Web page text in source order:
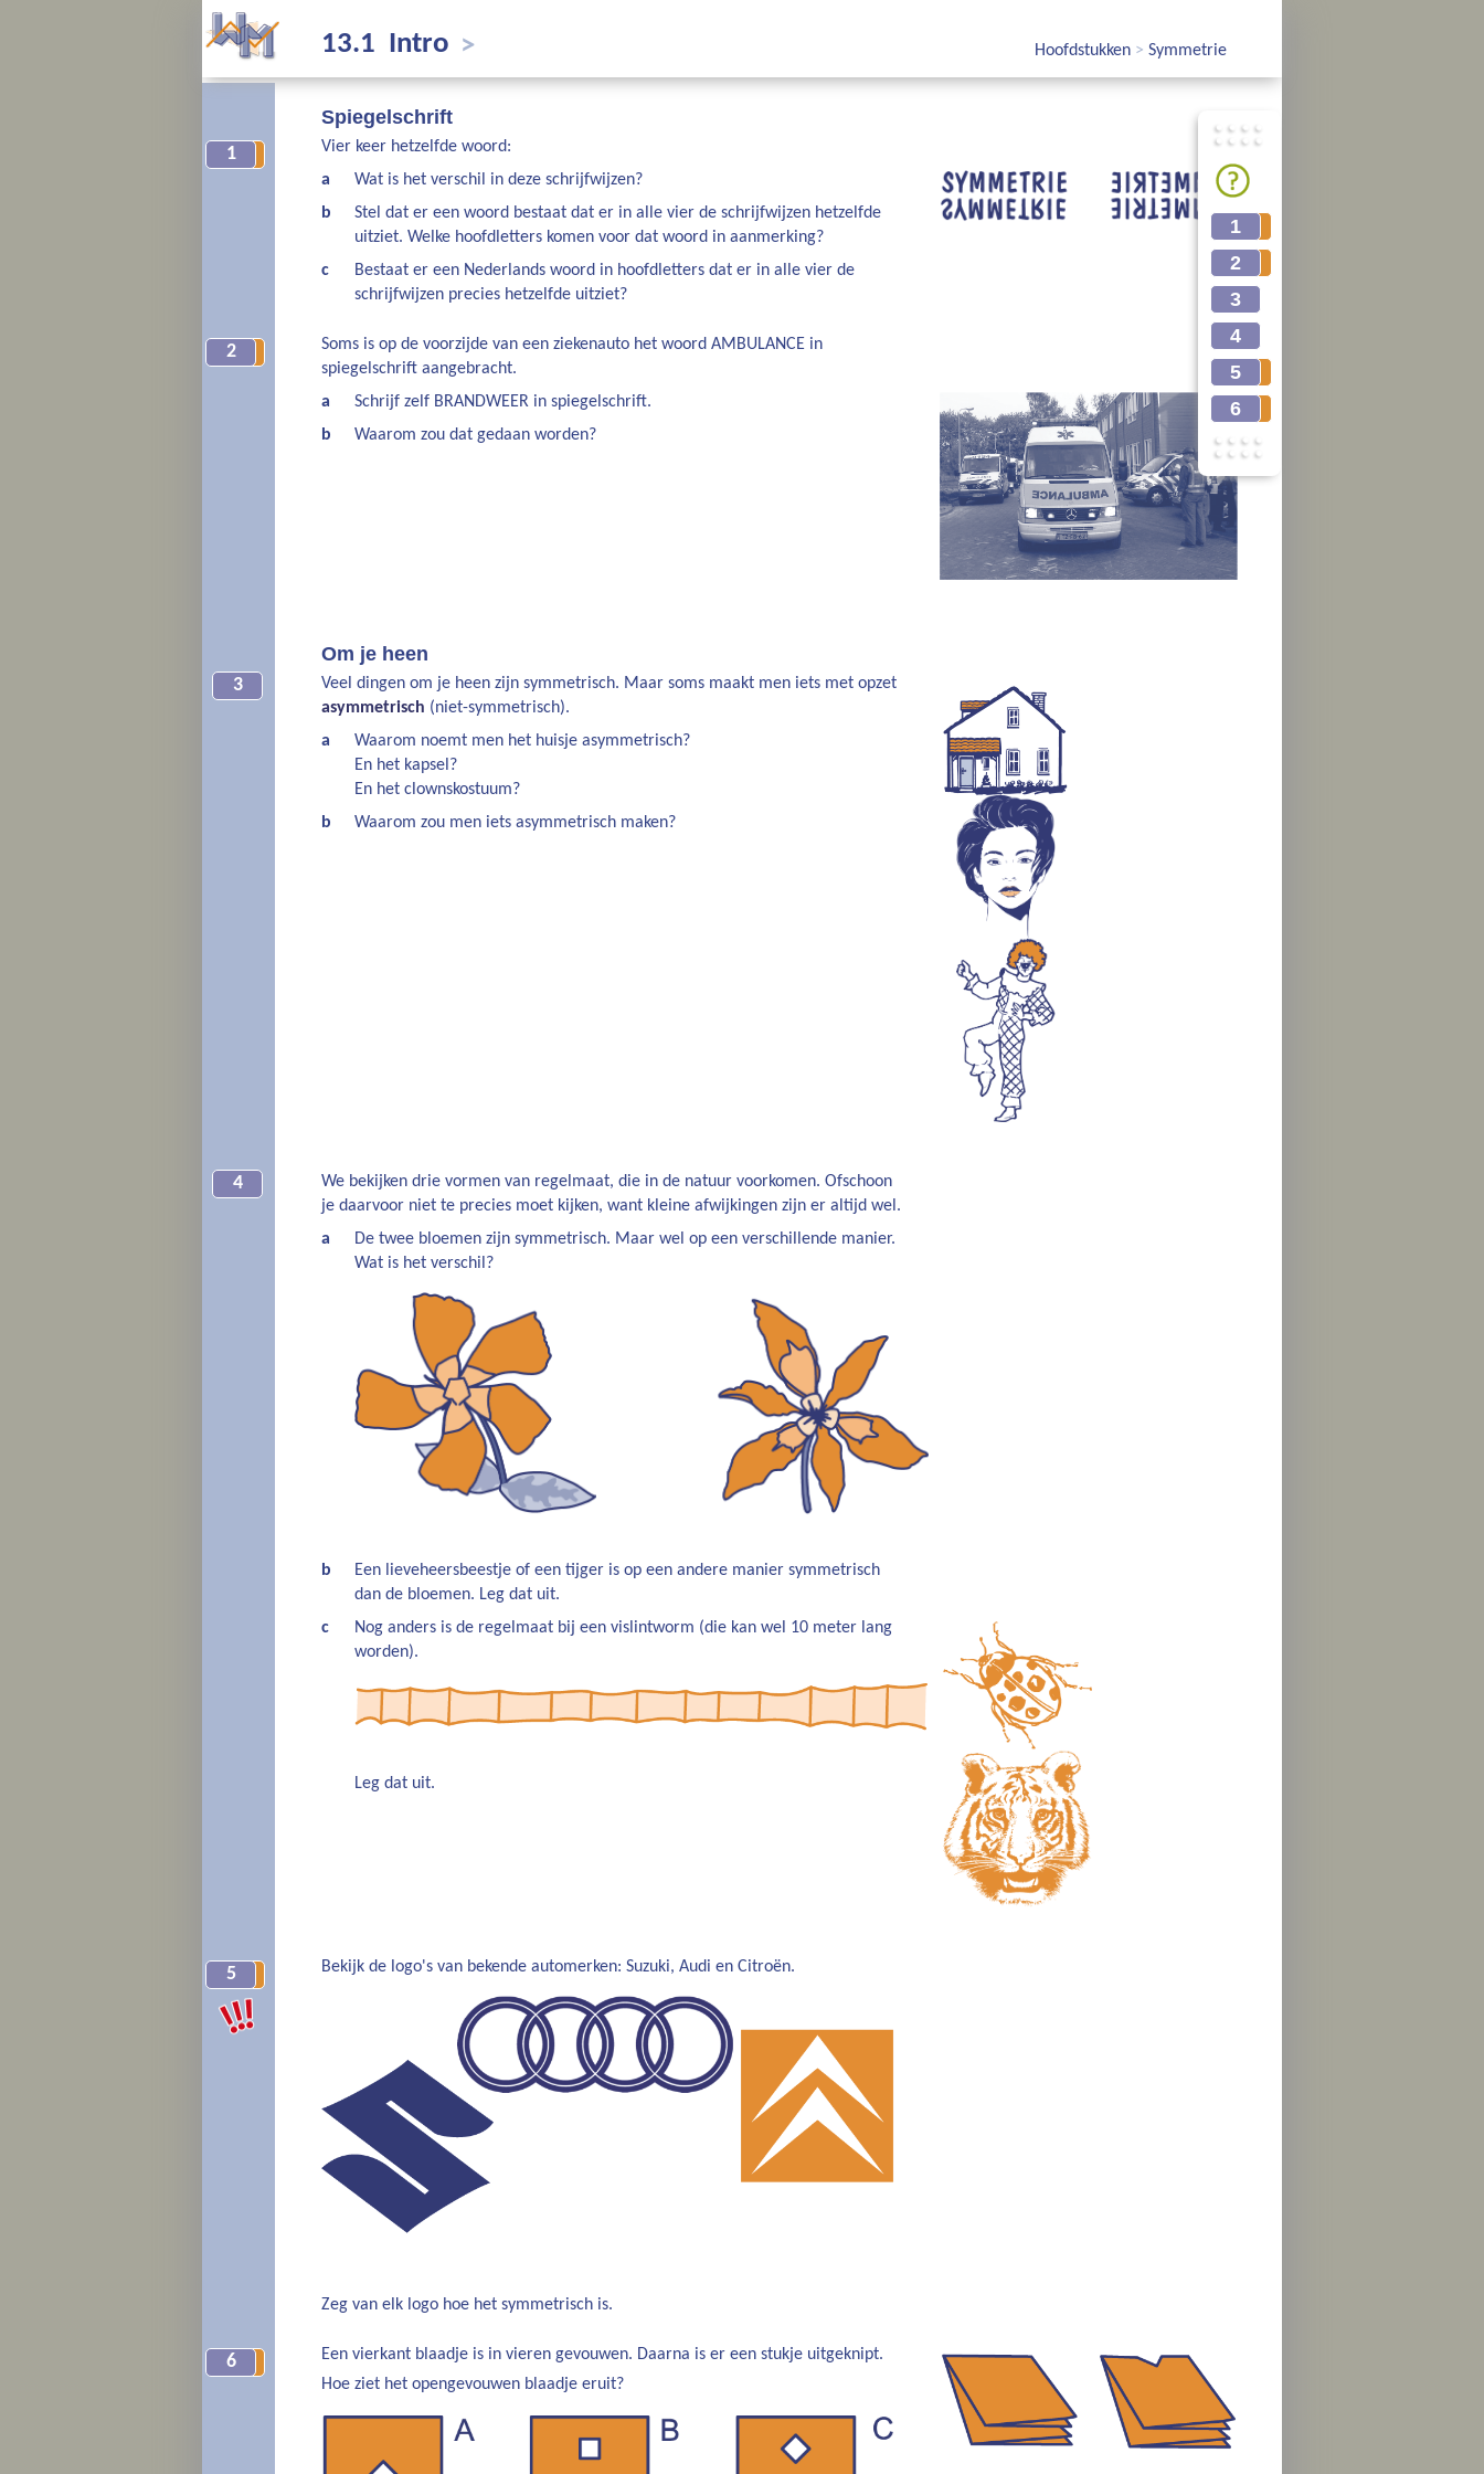
13.1 Intro > Hoofdstukken > Symmetrie
Spiegelschrift
13
Vier keer hetzelfde woord:
a
Wat is het verschil in deze schrijfwijzen?
b
Stel dat er een woord bestaat dat er in alle vier de schrijfwijzen hetzelfde
uitziet. Welke hoofdletters komen voor dat woord in aanmerking?
c
Bestaat er een Nederlands woord in hoofdletters dat er in alle vier de
schrijfwijzen precies hetzelfde uitziet?
24
Soms is op de voorzijde van een ziekenauto het woord AMBULANCE in
spiegelschrift aangebracht.
a
Schrijf zelf BRANDWEER in spiegelschrift.
b
Waarom zou dat gedaan worden?
Om je heen
3
Veel dingen om je heen zijn symmetrisch. Maar soms maakt men iets met opzet
asymmetrisch (niet-symmetrisch).
a
Waarom noemt men het huisje asymmetrisch?
En het kapsel?
En het clownskostuum?
b
Waarom zou men iets asymmetrisch maken?
4
We bekijken drie vormen van regelmaat, die in de natuur voorkomen. Ofschoon
je daarvoor niet te precies moet kijken, want kleine afwijkingen zijn er altijd wel.
a
De twee bloemen zijn symmetrisch. Maar wel op een verschillende manier.
Wat is het verschil?
b
Een lieveheersbeestje of een tijger is op een andere manier symmetrisch
dan de bloemen. Leg dat uit.
c
Nog anders is de regelmaat bij een vislintworm (die kan wel 10 meter lang
worden).
Leg dat uit.
59 Bekijk de logo's van bekende automerken: Suzuki, Audi en Citroën.
Zeg van elk logo hoe het symmetrisch is.
610
Een vierkant blaadje is in vieren gevouwen. Daarna is er een stukje uitgeknipt.
Hoe ziet het opengevouwen blaadje eruit?
1
2
1s
2s
3
4
5
6
5s
6s